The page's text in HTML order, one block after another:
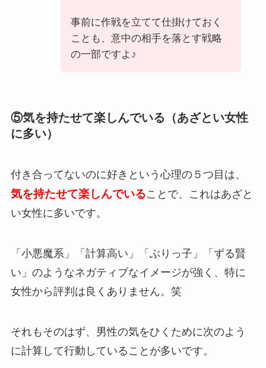
事前に作戦を立てて仕掛けておく
ことも、意中の相手を落とす戦略
の一部ですよ♪
⑤気を持たせて楽しんでいる（あざとい女性
に多い）
付き合ってないのに好きという心理の５つ目は、
気を持たせて楽しんでいることで、これはあざと
い女性に多いです。
「小悪魔系」「計算高い」「ぶりっ子」「ずる賢
い」のようなネガティブなイメージが強く、特に
女性から評判は良くありません。笑
それもそのはず、男性の気をひくために次のよう
に計算して行動していることが多いです。